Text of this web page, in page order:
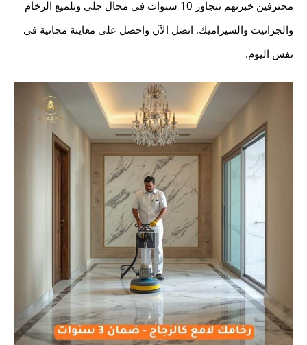
محترفين خبرتهم تتجاوز 10 سنوات في مجال جلي وتلميع الرخام
والجرانيت والسيراميك. اتصل الآن واحصل على معاينة مجانية في
نفس اليوم.